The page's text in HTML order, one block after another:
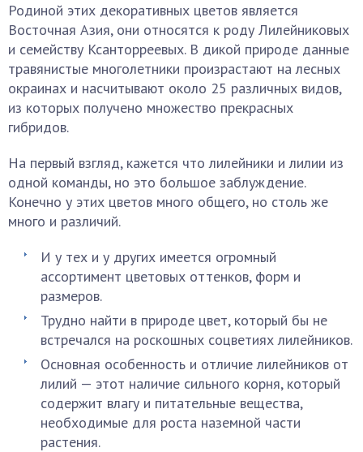
Родиной этих декоративных цветов является
Восточная Азия, они относятся к роду Лилейниковых
и семейству Ксанторреевых. В дикой природе данные
травянистые многолетники произрастают на лесных
окраинах и насчитывают около 25 различных видов,
из которых получено множество прекрасных
гибридов.
На первый взгляд, кажется что лилейники и лилии из
одной команды, но это большое заблуждение.
Конечно у этих цветов много общего, но столь же
много и различий.
И у тех и у других имеется огромный
ассортимент цветовых оттенков, форм и
размеров.
Трудно найти в природе цвет, который бы не
встречался на роскошных соцветиях лилейников.
Основная особенность и отличие лилейников от
лилий — этот наличие сильного корня, который
содержит влагу и питательные вещества,
необходимые для роста наземной части
растения.